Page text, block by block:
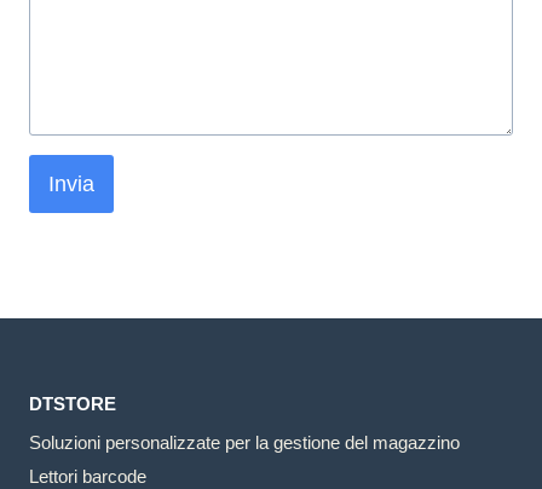
Invia
DTSTORE
Soluzioni personalizzate per la gestione del magazzino
Lettori barcode